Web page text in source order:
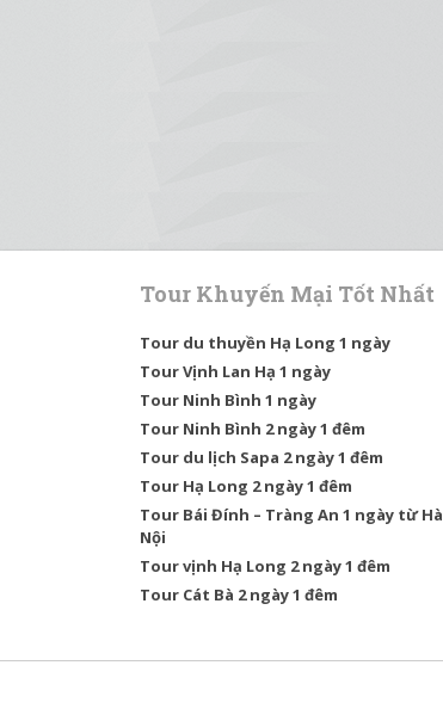
Tour Khuyến Mại Tốt Nhất
Tour du thuyền Hạ Long 1 ngày
Tour Vịnh Lan Hạ 1 ngày
Tour Ninh Bình 1 ngày
Tour Ninh Bình 2 ngày 1 đêm
Tour du lịch Sapa 2 ngày 1 đêm
Tour Hạ Long 2 ngày 1 đêm
Tour Bái Đính – Tràng An 1 ngày từ Hà
Nội
Tour vịnh Hạ Long 2 ngày 1 đêm
Tour Cát Bà 2 ngày 1 đêm